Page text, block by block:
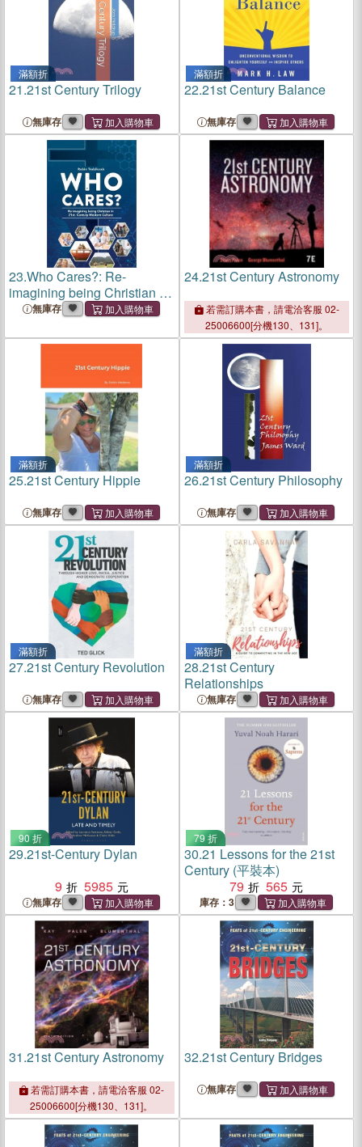
滿額折
21.21st Century Trilogy
無庫存
滿額折
22.21st Century Balance
無庫存
23.Who Cares?: Re-
imagining being Christian in
21st Century Western
無庫存
24.21st Century Astronomy
若需訂購本書，請電洽客服 02-
25006600[分機130、131]。
滿額折
25.21st Century Hippie
無庫存
滿額折
26.21st Century Philosophy
無庫存
滿額折
27.21st Century Revolution
無庫存
滿額折
28.21st Century
Relationships
無庫存
90 折
29.21st-Century Dylan
9
5985
無庫存
79 折
30.21 Lessons for the 21st
Century (平裝本)
79
565
庫存：3
31.21st Century Astronomy
若需訂購本書，請電洽客服 02-
25006600[分機130、131]。
32.21st Century Bridges
無庫存